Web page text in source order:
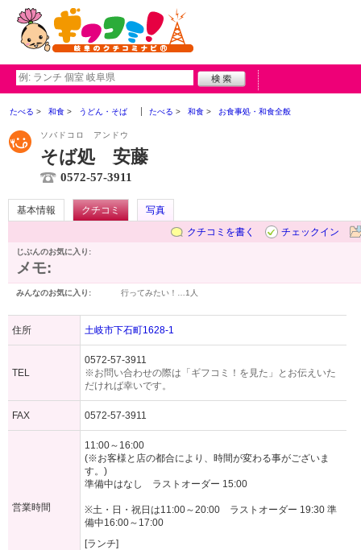
たべる 和食 うどん・そば たべる 和食 お食事処・和食全般
ソバドコロ アンドウ
そば処 安藤
0572-57-3911
基本情報 クチコミ
写真
クチコミを書く
チェックイン
じぶんのお気に入り:
メモ:
みんなのお気に入り: 行ってみたい！… 1人
住所 土岐市下石町1628-1
TEL
0572-57-3911
※お問い合わせの際は「ギフコミ！を見た」とお伝えいた
だければ幸いです。
FAX 0572-57-3911
営業時間
11:00～16:00
(※お客様と店の都合により、時間が変わる事がございま
す。)
準備中はなし ラストオーダー 15:00
※土・日・祝日は11:00～20:00 ラストオーダー 19:30 準
備中16:00～17:00
[ランチ]